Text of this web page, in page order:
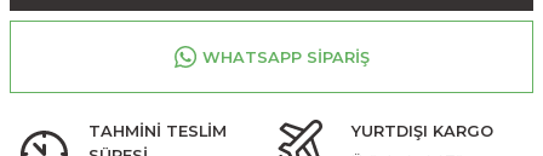
WHATSAPP SİPARİŞ
TAHMİNİ TESLİM
YURTDIŞI KARGO